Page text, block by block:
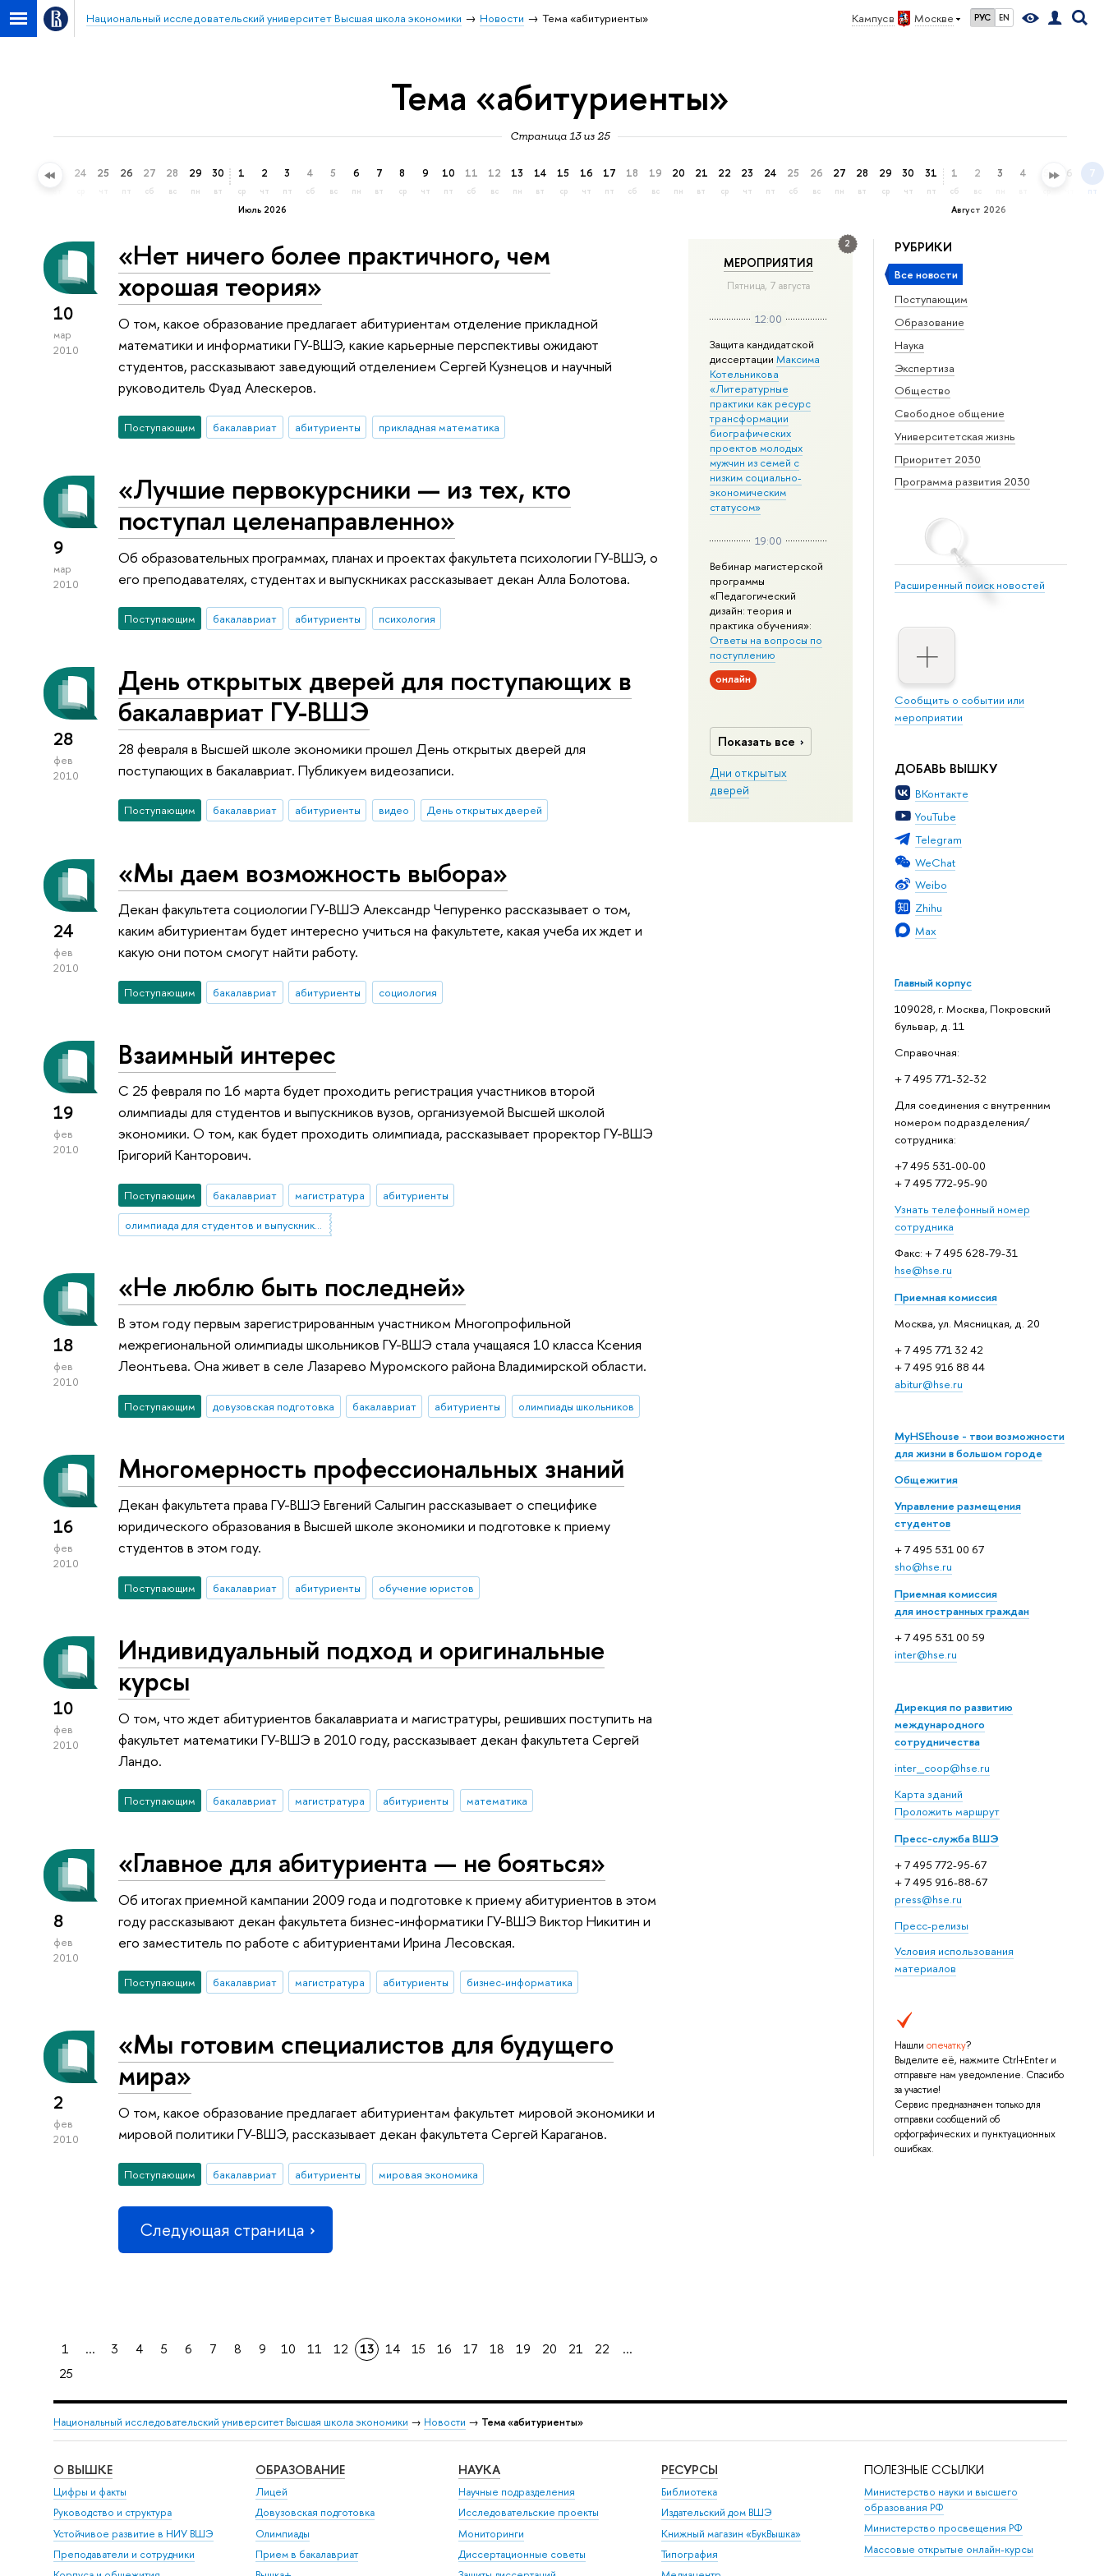
Кампус в Москве РУС EN
Национальный исследовательский университет Высшая школа экономики Новости Тема «абитуриенты»
Тема «абитуриенты»
Страница 13 из 25
23 24 25 26
пт
27
сб
28
вс
29
пн
30
вт
Июль 2026
1
ср
2
чт
3
пт
4
сб
5
вс
6
пн
7
вт
8
ср
9
чт
10
пт
11
сб
12
вс
13
пн
14
вт
15
ср
16
чт
17
пт
18
сб
19
вс
20
пн
21
вт
22
ср
23
чт
24
пт
25
сб
26
вс
27
пн
28
вт
29
ср
30
чт
31
пт
Август 2026
1
сб
2
вс
3 4 5 6 7
пт
РУБРИКИ
Все новости
Поступающим
Образование
Наука
Экспертиза
Общество
Свободное общение
Университетская жизнь
Приоритет 2030
Программа развития 2030
Расширенный поиск новостей
Сообщить о событии или
мероприятии
ДОБАВЬ ВЫШКУ
ВКонтакте
YouTube
Telegram
WeChat
Weibo
Zhihu
Max
Главный корпус
109028, г. Москва, Покровский
бульвар, д. 11
Справочная:
+ 7 495 771-32-32
Для соединения с внутренним
номером подразделения/
сотрудника:
+7 495 531-00-00
+ 7 495 772-95-90
Узнать телефонный номер
сотрудника
Факс: + 7 495 628-79-31
hse@hse.ru
Приемная комиссия
Москва, ул. Мясницкая, д. 20
+ 7 495 771 32 42
+ 7 495 916 88 44
abitur@hse.ru
MyHSEhouse - твои возможности
для жизни в большом городе
Общежития
Управление размещения
студентов
+ 7 495 531 00 67
sho@hse.ru
Приемная комиссия
для иностранных граждан
+ 7 495 531 00 59
inter@hse.ru
Дирекция по развитию
международного
сотрудничества
inter_coop@hse.ru
Карта зданий
Проложить маршрут
Пресс-служба ВШЭ
+ 7 495 772-95-67
+ 7 495 916-88-67
press@hse.ru
Пресс-релизы
Условия использования
материалов
Нашли опечатку?
Выделите её, нажмите Ctrl+Enter и
отправьте нам уведомление. Спасибо
за участие!
Сервис предназначен только для
отправки сообщений об
орфографических и пунктуационных
ошибках.
2
МЕРОПРИЯТИЯ
Пятница, 7 августа
12:00
Защита кандидатской
диссертации Максима
Котельникова
«Литературные
практики как ресурс
трансформации
биографических
проектов молодых
мужчин из семей с
низким социально-
экономическим
статусом»
19:00
Вебинар магистерской
программы
«Педагогический
дизайн: теория и
практика обучения»:
Ответы на вопросы по
поступлению
онлайн
Показать все
Дни открытых
дверей
10
мар
2010
«Нет ничего более практичного, чем
хорошая теория»
О том, какое образование предлагает абитуриентам отделение прикладной
математики и информатики ГУ-ВШЭ, какие карьерные перспективы ожидают
студентов, рассказывают заведующий отделением Сергей Кузнецов и научный
руководитель Фуад Алескеров.
Поступающим бакалавриат абитуриенты прикладная математика
9
мар
2010
«Лучшие первокурсники — из тех, кто
поступал целенаправленно»
Об образовательных программах, планах и проектах факультета психологии ГУ-ВШЭ, о
его преподавателях, студентах и выпускниках рассказывает декан Алла Болотова.
Поступающим бакалавриат абитуриенты психология
28
фев
2010
День открытых дверей для поступающих в
бакалавриат ГУ-ВШЭ
28 февраля в Высшей школе экономики прошел День открытых дверей для
поступающих в бакалавриат. Публикуем видеозаписи.
Поступающим бакалавриат абитуриенты видео День открытых дверей
24
фев
2010
«Мы даем возможность выбора»
Декан факультета социологии ГУ-ВШЭ Александр Чепуренко рассказывает о том,
каким абитуриентам будет интересно учиться на факультете, какая учеба их ждет и
какую они потом смогут найти работу.
Поступающим бакалавриат абитуриенты социология
19
фев
2010
Взаимный интерес
С 25 февраля по 16 марта будет проходить регистрация участников второй
олимпиады для студентов и выпускников вузов, организуемой Высшей школой
экономики. О том, как будет проходить олимпиада, рассказывает проректор ГУ-ВШЭ
Григорий Канторович.
Поступающим бакалавриат магистратура
абитуриенты
олимпиада для студентов и выпускников вузов
18
фев
2010
«Не люблю быть последней»
В этом году первым зарегистрированным участником Многопрофильной
межрегиональной олимпиады школьников ГУ-ВШЭ стала учащаяся 10 класса Ксения
Леонтьева. Она живет в селе Лазарево Муромского района Владимирской области.
Поступающим довузовская подготовка бакалавриат абитуриенты олимпиады школьников
16
фев
2010
Многомерность профессиональных знаний
Декан факультета права ГУ-ВШЭ Евгений Салыгин рассказывает о специфике
юридического образования в Высшей школе экономики и подготовке к приему
студентов в этом году.
Поступающим бакалавриат абитуриенты обучение юристов
10
фев
2010
Индивидуальный подход и оригинальные
курсы
О том, что ждет абитуриентов бакалавриата и магистратуры, решивших поступить на
факультет математики ГУ-ВШЭ в 2010 году, рассказывает декан факультета Сергей
Ландо.
Поступающим бакалавриат магистратура абитуриенты математика
8
фев
2010
«Главное для абитуриента — не бояться»
Об итогах приемной кампании 2009 года и подготовке к приему абитуриентов в этом
году рассказывают декан факультета бизнес-информатики ГУ-ВШЭ Виктор Никитин и
его заместитель по работе с абитуриентами Ирина Лесовская.
Поступающим бакалавриат магистратура абитуриенты бизнес-информатика
2
фев
2010
«Мы готовим специалистов для будущего
мира»
О том, какое образование предлагает абитуриентам факультет мировой экономики и
мировой политики ГУ-ВШЭ, рассказывает декан факультета Сергей Караганов.
Поступающим бакалавриат абитуриенты мировая экономика
Следующая страница
1 ... 3 4 5 6 7 8 9 10 11 12 13 14 15 16 17 18 19 20 21 22
...
25
Национальный исследовательский университет Высшая школа экономики → Новости → Тема «абитуриенты»
О ВЫШКЕ
Цифры и факты
Руководство и структура
Устойчивое развитие в НИУ ВШЭ
Преподаватели и сотрудники
ОБРАЗОВАНИЕ
Лицей
Довузовская подготовка
Олимпиады
Прием в бакалавриат
НАУКА
Научные подразделения
Исследовательские проекты
Мониторинги
Диссертационные советы
РЕСУРСЫ
Библиотека
Издательский дом ВШЭ
Книжный магазин «БукВышка»
Типография
ПОЛЕЗНЫЕ ССЫЛКИ
Министерство науки и высшего
образования РФ
Министерство просвещения РФ
Массовые открытые онлайн-курсы